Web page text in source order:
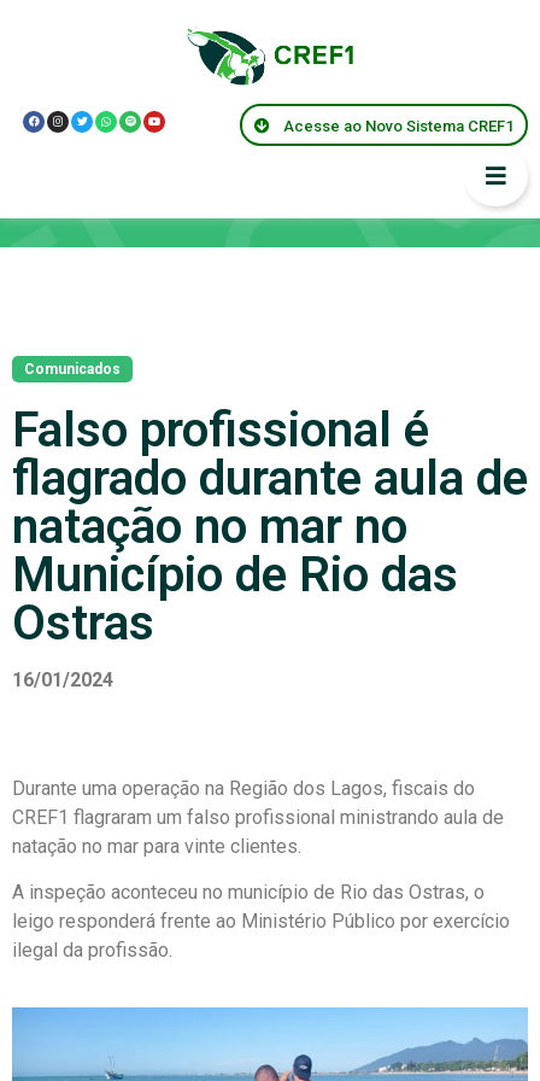
Acesse ao Novo Sistema CREF1
Comunicados
Falso profissional é
flagrado durante aula de
natação no mar no
Município de Rio das
Ostras
16/01/2024
Durante uma operação na Região dos Lagos, fiscais do
CREF1 flagraram um falso profissional ministrando aula de
natação no mar para vinte clientes.
A inspeção aconteceu no município de Rio das Ostras, o
leigo responderá frente ao Ministério Público por exercício
ilegal da profissão.